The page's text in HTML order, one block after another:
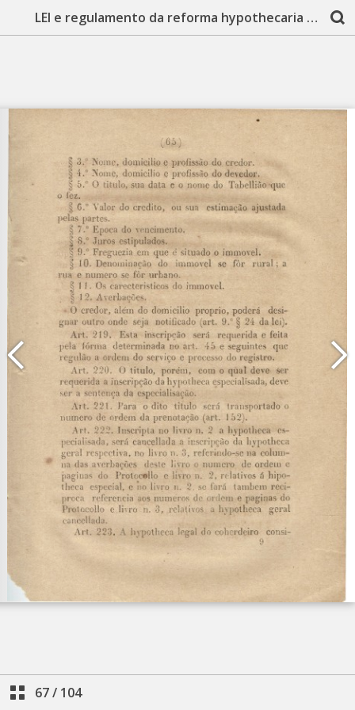
LEI e regulamento da reforma hypothecaria estabelecendo as bases das sociedades de credito real. [S.l.]: Typ. do Jornal do Amazonas, 1865. 104 p.
67/ 104